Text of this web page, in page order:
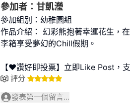
參加者：甘凱瀅
參加組別：幼稚園組
作品介紹： 幻彩熊抱著幸運花生，
李箱享受夢幻的Chill假期。
【❤️讚好即投票】立即Like Post，支
評分
發表第一個留言...